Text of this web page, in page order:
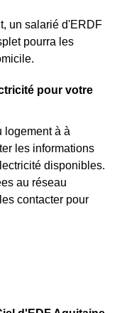
un salarié d'ERDF
pourra les
pour votre
logement à à
les informations
disponibles.
au réseau
contacter pour